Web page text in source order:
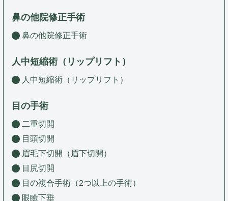
鼻の他院修正手術
鼻の他院修正手術
人中短縮術（リップリフト）
人中短縮術（リップリフト）
目の手術
二重切開
目頭切開
眉毛下切開（眉下切開）
目尻切開
目の複合手術（2つ以上の手術）
眼瞼下垂